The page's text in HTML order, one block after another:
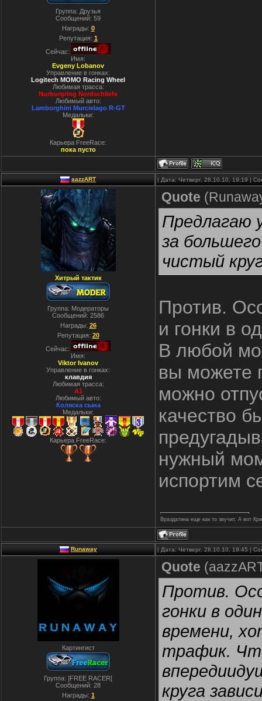
Группа: Друзья
Сообщений: 59
Награды: 0
Репутация: 1
Сейчас:
Имя:
Evgeny Lobanov
Управление в гонках:
Logitech MOMO Racing Wheel
Любимая трасса:
Nurburgring Nordschliefe
Любимый авто:
Lamborghini Murcielago R-GT
Медальки:
Карьера FreeRace:
пока пусто
aazzART | Дата: Четверг, 28.10.10, 19:19 |
Хитрый тактик
Группа: Модераторы
Сообщений: 2586
Награды: 26
Репутация: 20
Сейчас:
Имя:
Viktor Ivanov
Управление в гонках:
клавдия
Любимая трасса:
A1
Любимый авто:
Коляска сына
Медальки:
Карьера FreeRace:
Quote (
Предлагаю
за
чистый
Против.
и гонки в
В любой
вы можете
можно
качество
нужный
испортим
Враздатина еще как то звучит. А вот
Runaway | Дата: Четверг, 28.10.10, 19:45 |
Картингист
Группа: ]FREE RACER[
Сообщений: 28
Награды: 1
Quote (
Против.
гонки в
времени,
трафик.
круга